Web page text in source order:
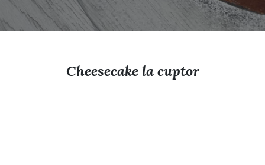
Cheesecake la cuptor